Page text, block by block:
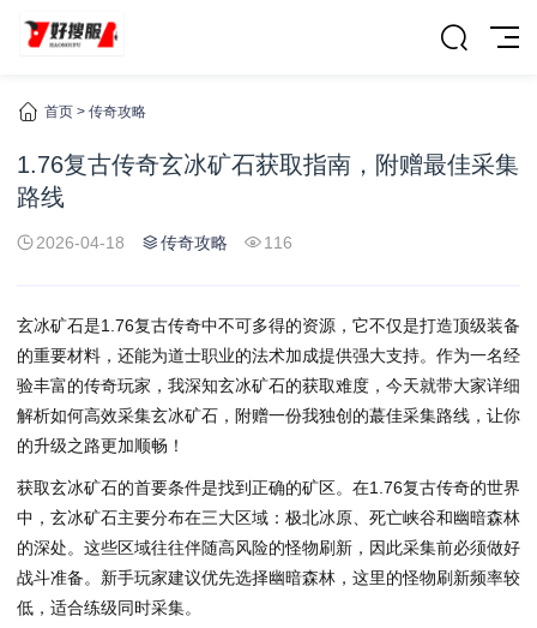
首页 > 传奇攻略
1.76复古传奇玄冰矿石获取指南，附赠最佳采集
路线
2026-04-18 传奇攻略 116
玄冰矿石是1.76复古传奇中不可多得的资源，它不仅是打造顶级装备
的重要材料，还能为道士职业的法术加成提供强大支持。作为一名经
验丰富的传奇玩家，我深知玄冰矿石的获取难度，今天就带大家详细
解析如何高效采集玄冰矿石，附赠一份我独创的蕞佳采集路线，让你
的升级之路更加顺畅！
获取玄冰矿石的首要条件是找到正确的矿区。在1.76复古传奇的世界
中，玄冰矿石主要分布在三大区域：极北冰原、死亡峡谷和幽暗森林
的深处。这些区域往往伴随高风险的怪物刷新，因此采集前必须做好
战斗准备。新手玩家建议优先选择幽暗森林，这里的怪物刷新频率较
低，适合练级同时采集。